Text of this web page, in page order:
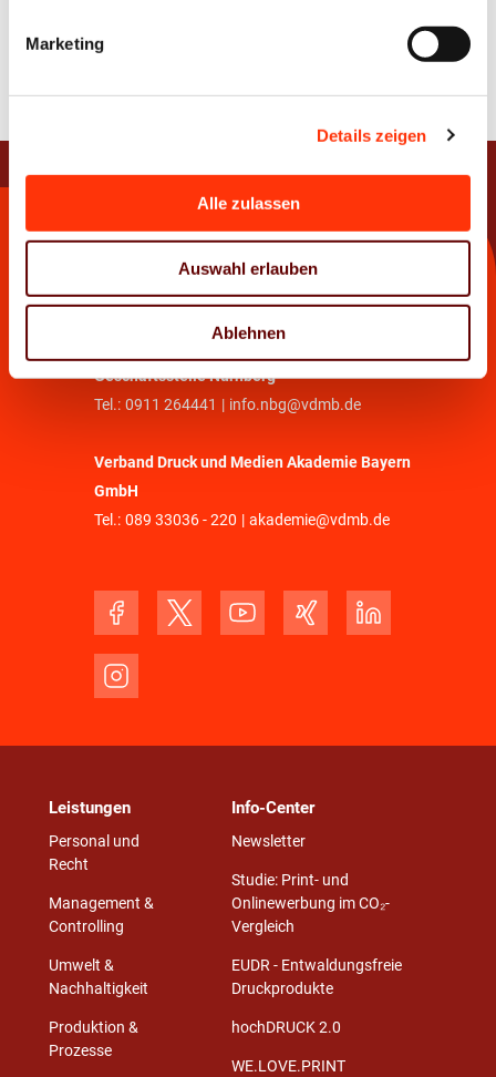
Marketing
Details zeigen
Alle zulassen
Auswahl erlauben
Ablehnen
Zur Übersicht
Kontakt
Verband Druck und Medien Bayern e. V.
Geschäftsstelle Nürnberg
Tel.: 0911 264441 | info.nbg@vdmb.de
Verband Druck und Medien Akademie Bayern
GmbH
Tel.: 089 33036 - 220 | akademie@vdmb.de
Leistungen
Personal und
Recht
Management &
Controlling
Umwelt &
Nachhaltigkeit
Produktion &
Prozesse
Info-Center
Newsletter
Studie: Print- und
Onlinewerbung im CO₂-
Vergleich
EUDR - Entwaldungsfreie
Druckprodukte
hochDRUCK 2.0
WE.LOVE.PRINT